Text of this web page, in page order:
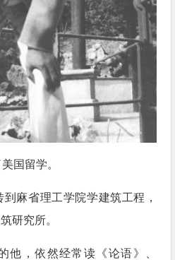
国留学。
麻省理工学院学建筑工程，
研究所。
他，依然经常读《论语》、